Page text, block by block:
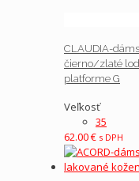
CLAUDIA-
čierno/zlaté
platforme G
Veľkosť
35
62.00€ s DPH